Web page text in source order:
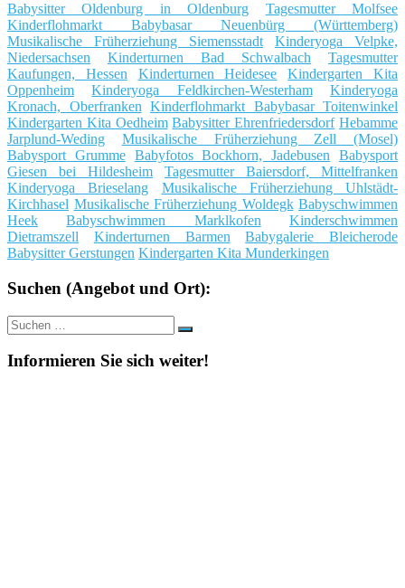
Babysitter Oldenburg in Oldenburg
Tagesmutter Molfsee
Kinderflohmarkt Babybasar Neuenbürg (Württemberg)
Musikalische Früherziehung Siemensstadt
Kinderyoga Velpke,
Niedersachsen
Kinderturnen Bad Schwalbach
Tagesmutter
Kaufungen, Hessen
Kinderturnen Heidesee
Kindergarten Kita
Oppenheim
Kinderyoga Feldkirchen-Westerham
Kinderyoga
Kronach, Oberfranken Kinderflohmarkt Babybasar Toitenwinkel
Kindergarten Kita Oedheim Babysitter Ehrenfriedersdorf Hebamme
Jarplund-Weding
Musikalische Früherziehung Zell (Mosel)
Babysport Grumme Babyfotos Bockhorn, Jadebusen
Babysport
Giesen bei Hildesheim
Tagesmutter Baiersdorf, Mittelfranken
Kinderyoga Brieselang
Musikalische Früherziehung Uhlstädt-
Kirchhasel Musikalische Früherziehung Woldegk Babyschwimmen
Heek
Babyschwimmen Marklkofen
Kinderschwimmen
Dietramszell
Kinderturnen Barmen
Babygalerie Bleicherode
Babysitter Gerstungen Kindergarten Kita Munderkingen
Suchen (Angebot und Ort):
Suche
nach:
Suchen
Informieren Sie sich weiter!